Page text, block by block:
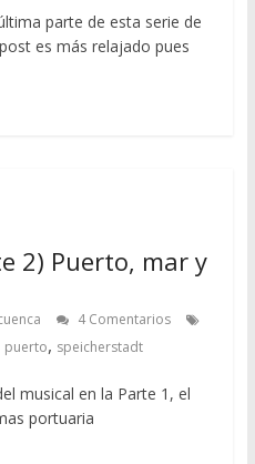
parte de esta serie de
es más relajado pues
2) Puerto, mar y
4 Comentarios
puerto, speicherstadt
musical en la Parte 1, el
portuaria